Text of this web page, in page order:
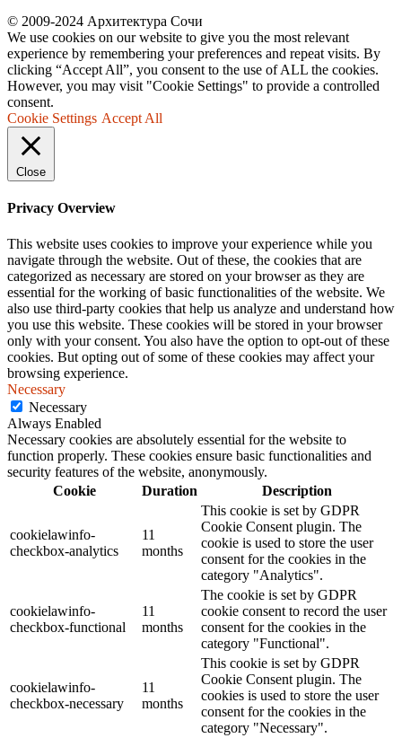
© 2009-2024 Архитектура Сочи
We use cookies on our website to give you the most relevant
experience by remembering your preferences and repeat visits. By
clicking “Accept All”, you consent to the use of ALL the cookies.
However, you may visit "Cookie Settings" to provide a controlled
consent.
Cookie Settings Accept All
Close
Privacy Overview
This website uses cookies to improve your experience while you
navigate through the website. Out of these, the cookies that are
categorized as necessary are stored on your browser as they are
essential for the working of basic functionalities of the website. We
also use third-party cookies that help us analyze and understand how
you use this website. These cookies will be stored in your browser
only with your consent. You also have the option to opt-out of these
cookies. But opting out of some of these cookies may affect your
browsing experience.
Necessary
Necessary
Always Enabled
Necessary cookies are absolutely essential for the website to
function properly. These cookies ensure basic functionalities and
security features of the website, anonymously.
Cookie
Duration Description
cookielawinfo-
checkbox-analytics
11
months
This cookie is set by GDPR
Cookie Consent plugin. The
cookie is used to store the user
consent for the cookies in the
category "Analytics".
cookielawinfo-
checkbox-functional
11
months
The cookie is set by GDPR
cookie consent to record the user
consent for the cookies in the
category "Functional".
cookielawinfo-
checkbox-necessary
11
months
This cookie is set by GDPR
Cookie Consent plugin. The
cookies is used to store the user
consent for the cookies in the
category "Necessary".